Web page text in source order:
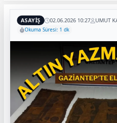
ASAYİŞ 02.06.2026 10:27 UMUT
Okuma Süresi: 1 dk